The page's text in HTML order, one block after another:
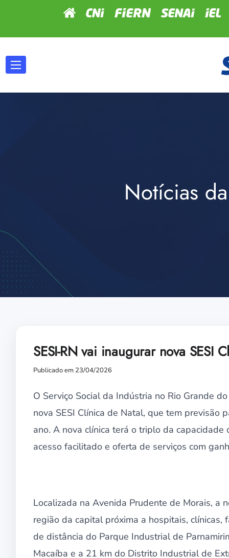
Notícias
SESI-RN vai inaugurar nova SESI
Publicado em 23/04/2026
O Serviço Social da Indústria no Rio Grande
nova SESI Clínica de Natal, que tem previsão
ano. A nova clínica terá o triplo da
acesso facilitado e oferta de serviços com
Localizada na Avenida Prudente de Morais, a
região da capital próxima a hospitais,
de distância do Parque Industrial de
Macaíba e a 21 km do Distrito Industrial de